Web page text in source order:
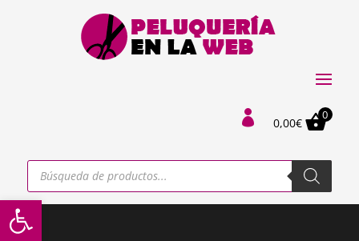
Abrir barra de herramientas
 0,00€
0
Búsqueda
productos